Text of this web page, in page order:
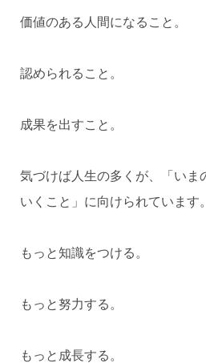
価値のある人間になること。
認められること。
成果を出すこと。
気づけば人生の多くが、「いま
いくこと」に向けられています。
もっと知識をつける。
もっと努力する。
もっと成長する。